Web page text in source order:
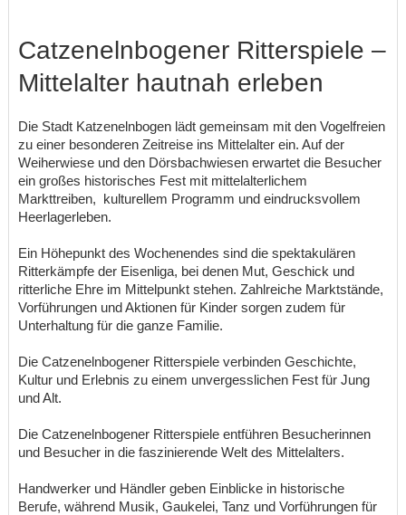
Catzenelnbogener Ritterspiele –
Mittelalter hautnah erleben
Die Stadt Katzenelnbogen lädt gemeinsam mit den Vogel­freien
zu einer besonderen Zeitreise ins Mittelalter ein. Auf der
Weiherwiese und den Dörsbachwiesen erwartet die Besucher
ein großes historisches Fest mit mittelalterlichem
Markttreiben, kulturellem Programm und eindrucksvollem
Heerlagerleben.
Ein Höhepunkt des Wochenendes sind die spektakulären
Ritterkämpfe der Eisenliga, bei denen Mut, Geschick und
ritterliche Ehre im Mittelpunkt stehen. Zahlreiche Marktstände,
Vorführungen und Aktionen für Kinder sorgen zudem für
Unterhaltung für die ganze Familie.
Die Catzenelnbogener Ritterspiele verbinden Geschichte,
Kultur und Erlebnis zu einem unvergesslichen Fest für Jung
und Alt.
Die Catzenelnbogener Ritterspiele entführen Besucherinnen
und Besucher in die faszinierende Welt des Mittelalters.
Handwerker und Händler geben Einblicke in historische
Berufe, während Musik, Gaukelei, Tanz und Vorführungen für